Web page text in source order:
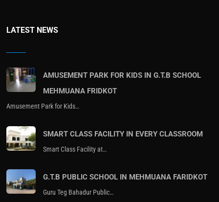
LATEST NEWS
AMUSEMENT PARK FOR KIDS IN G.T.B SCHOOL
MEHMUANA FRIDKOT
Amusement Park for Kids…
SMART CLASS FACILITY IN EVERY CLASSROOM
Smart Class Facility at…
G.T.B PUBLIC SCHOOL IN MEHMUANA FARIDKOT
Guru Teg Bahadur Public…